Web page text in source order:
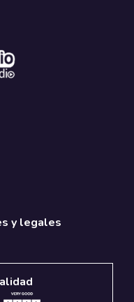
y legales